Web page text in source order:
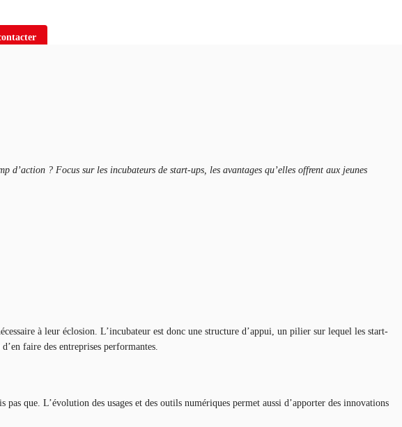
d’action ? Focus sur les incubateurs de start-ups, les avantages qu’elles offrent aux jeunes
à leur éclosion. L’incubateur est donc une structure d’appui, un pilier sur lequel les start-
faire des entreprises performantes.
que. L’évolution des usages et des outils numériques permet aussi d’apporter des innovations